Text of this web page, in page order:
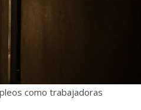
como trabajadoras